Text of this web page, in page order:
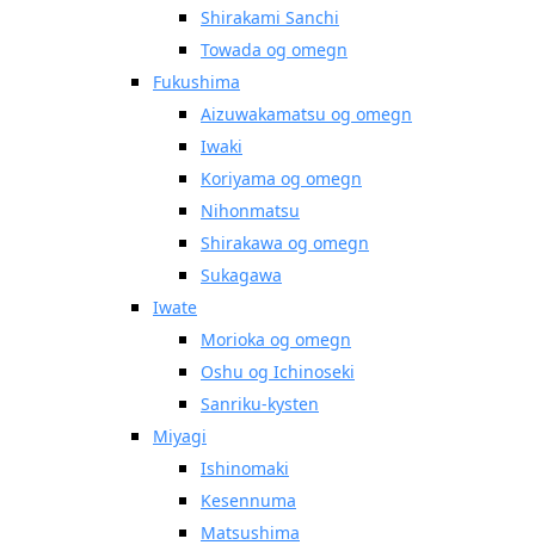
Shirakami Sanchi
Towada og omegn
Fukushima
Aizuwakamatsu og omegn
Iwaki
Koriyama og omegn
Nihonmatsu
Shirakawa og omegn
Sukagawa
Iwate
Morioka og omegn
Oshu og Ichinoseki
Sanriku-kysten
Miyagi
Ishinomaki
Kesennuma
Matsushima